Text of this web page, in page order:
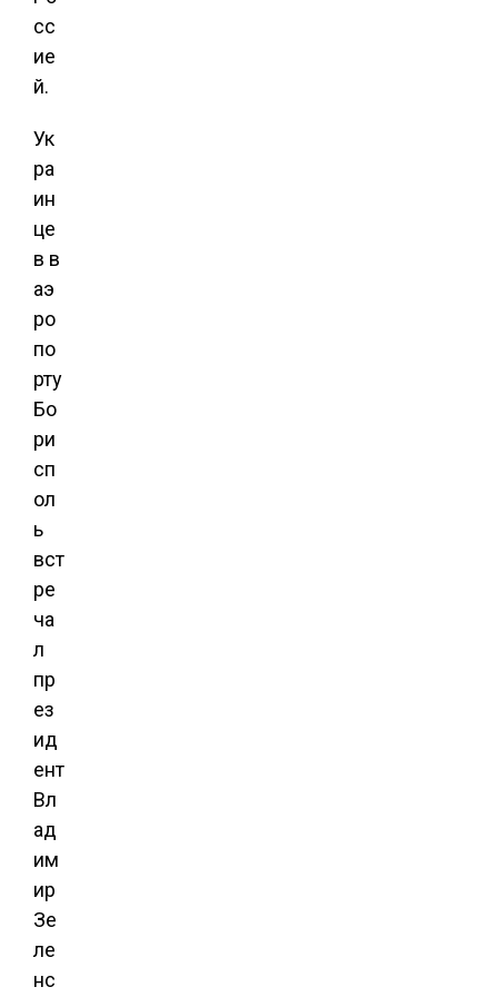
сс
ие
й.
Ук
ра
ин
це
в в
аэ
ро
по
рту
Бо
ри
сп
ол
ь
вст
ре
ча
л
пр
ез
ид
ент
Вл
ад
им
ир
Зе
ле
нс